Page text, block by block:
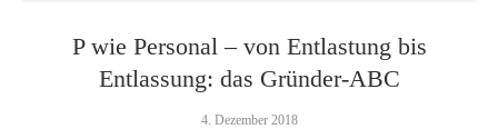
P wie Personal – von Entlastung bis
Entlassung: das Gründer-ABC
4. Dezember 2018